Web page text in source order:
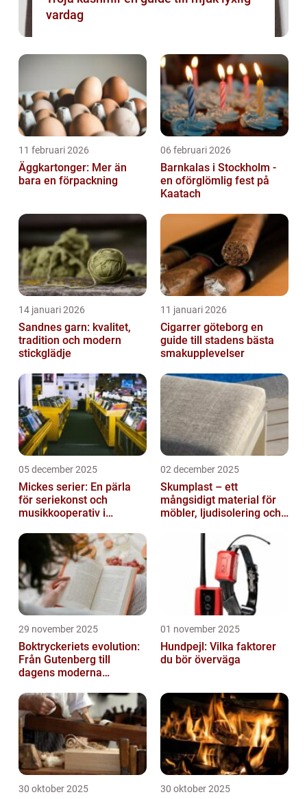
vardag
11 februari 2026
Äggkartonger: Mer än
bara en förpackning
06 februari 2026
Barnkalas i Stockholm -
en oförglömlig fest på
Kaatach
14 januari 2026
Sandnes garn: kvalitet,
tradition och modern
stickglädje
11 januari 2026
Cigarrer göteborg en
guide till stadens bästa
smakupplevelser
05 december 2025
Mickes serier: En pärla
för seriekonst och
musikkooperativ i
02 december 2025
Skumplast – ett
mångsidigt material för
möbler, ljudisolering och
29 november 2025
Boktryckeriets evolution:
Från Gutenberg till
dagens moderna
01 november 2025
Hundpejl: Vilka faktorer
du bör överväga
30 oktober 2025 30 oktober 2025